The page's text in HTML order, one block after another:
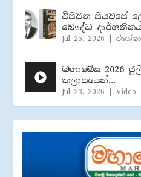
විසිවන සියවසේ
බෞද්ධ
Jul 25, 2026 |
මහාමේඝ 2026
කලාපයෙන්…
Jul 23, 2026 |Video